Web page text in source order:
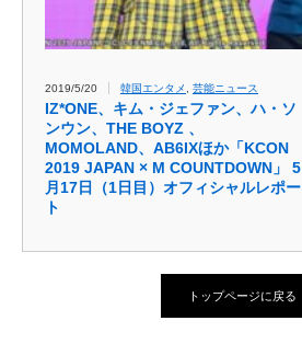
2019/5/20 韓国エンタメ 芸能ニュース
IZ*ONE、キム・ジェファン、ハ・ソ
ンウン、THE BOYZ 、
MOMOLAND、AB6IXほか「KCON
2019 JAPAN × M COUNTDOWN」 5
月17日（1日目）オフィシャルレポー
ト
トップページに戻る